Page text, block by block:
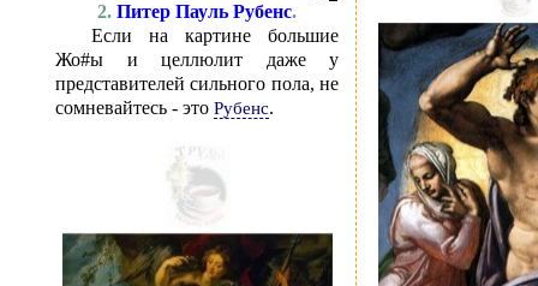
2.Питер Пауль Рубенс.
Если на картине большие
Жо#ы и целлюлит даже у
представителей сильного пола, не
сомневайтесь - это Рубенс.